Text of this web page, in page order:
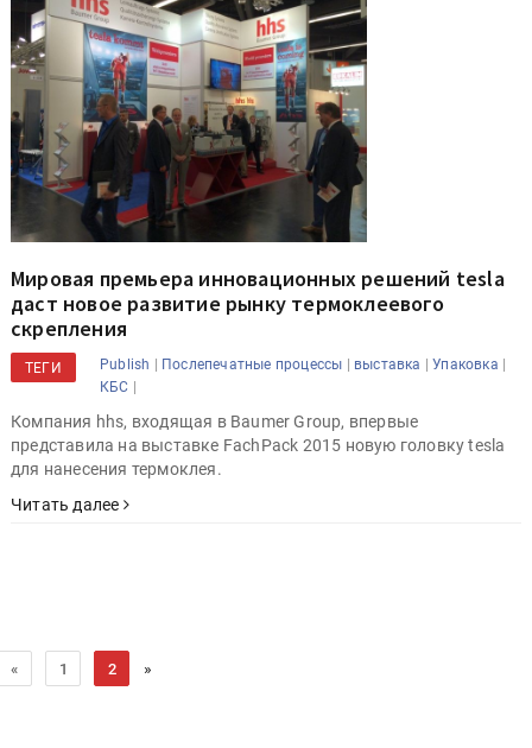
Мировая премьера инновационных решений tesla
даст новое развитие рынку термоклеевого
скрепления
ТЕГИ Publish | Послепечатные процессы | выставка |Упаковка |
КБС |
Компания hhs, входящая в Baumer Group, впервые
представила на выставке FachPack 2015 новую головку tesla
для нанесения термоклея.
Читать далее
« 1 2 »